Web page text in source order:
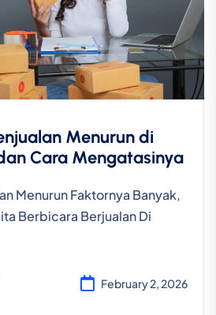
Menurun di
Cara Mengatasinya
Menurun Faktornya Banyak,
Berbicara Berjualan Di
February 2, 2026